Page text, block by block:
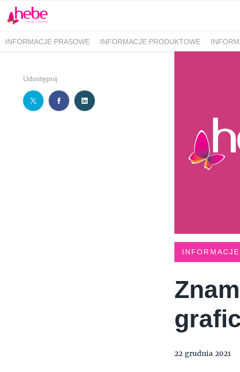
INFORMACJE PRASOWE INFORMACJE PRODUKTOWE
Udostępnij
22 grudnia 2021